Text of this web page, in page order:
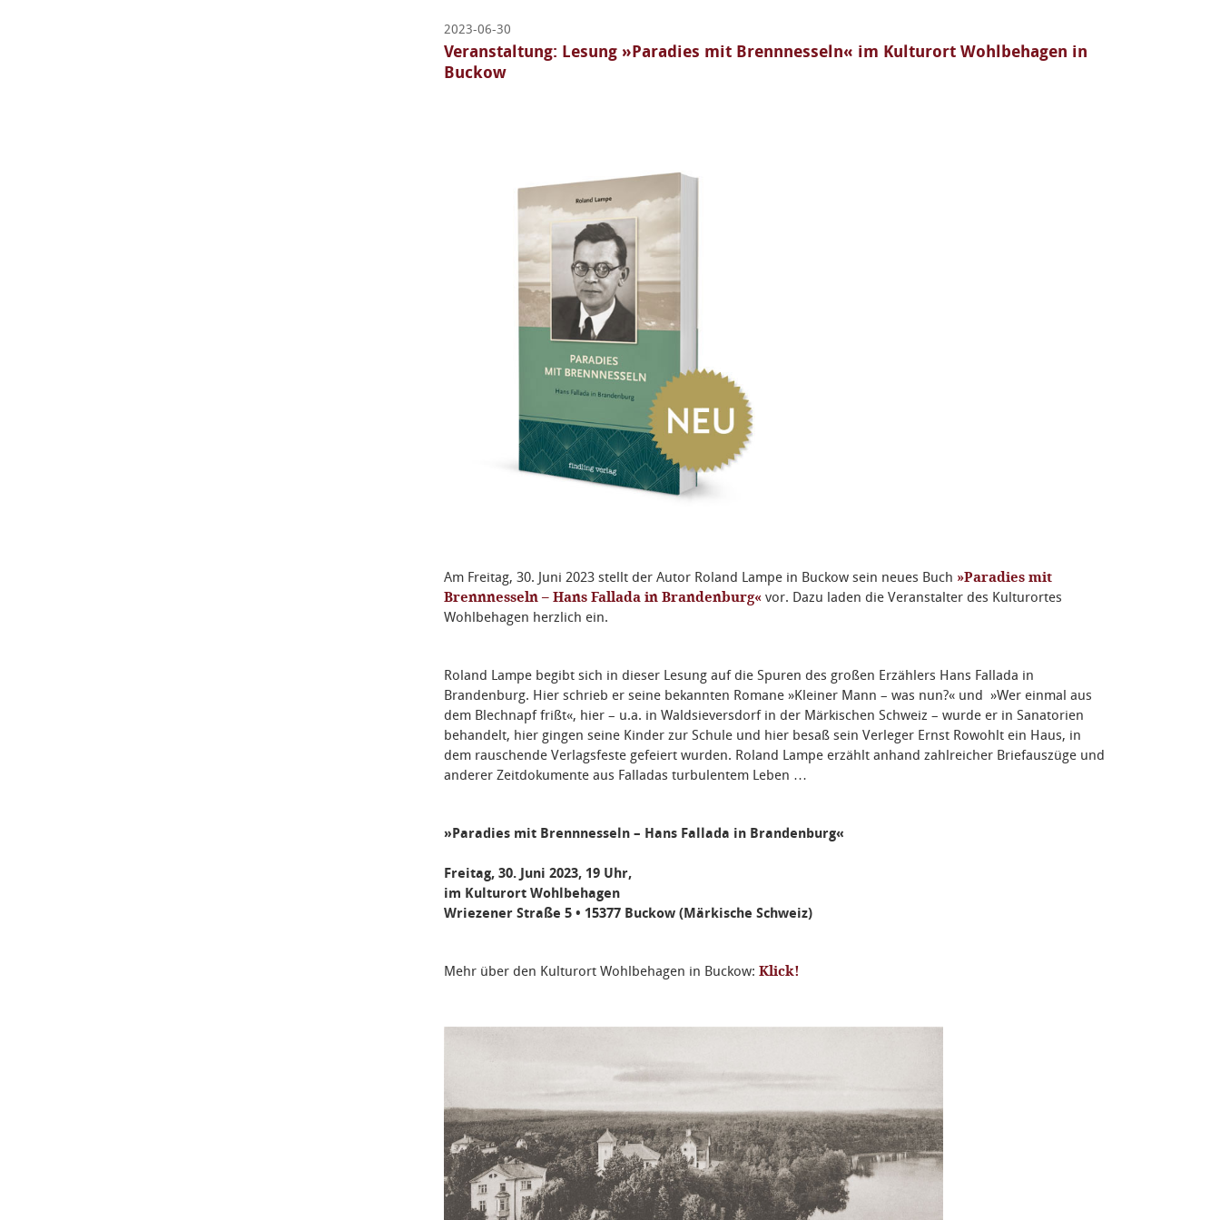
2023-06-30
Veranstaltung: Lesung »Paradies mit Brennnesseln« im Kulturort Wohlbehagen in
Buckow
Am Freitag, 30. Juni 2023 stellt der Autor Roland Lampe in Buckow sein neues Buch »Paradies mit
Brennnesseln – Hans Fallada in Brandenburg« vor. Dazu laden die Veranstalter des Kulturortes
Wohlbehagen herzlich ein.
Roland Lampe begibt sich in dieser Lesung auf die Spuren des großen Erzählers Hans Fallada in
Brandenburg. Hier schrieb er seine bekannten Romane »Kleiner Mann – was nun?« und »Wer einmal aus
dem Blechnapf frißt«, hier – u.a. in Waldsieversdorf in der Märkischen Schweiz – wurde er in Sanatorien
behandelt, hier gingen seine Kinder zur Schule und hier besaß sein Verleger Ernst Rowohlt ein Haus, in
dem rauschende Verlagsfeste gefeiert wurden. Roland Lampe erzählt anhand zahlreicher Briefauszüge und
anderer Zeitdokumente aus Falladas turbulentem Leben …
»Paradies mit Brennnesseln – Hans Fallada in Brandenburg«
Freitag, 30. Juni 2023, 19 Uhr,
im Kulturort Wohlbehagen
Wriezener Straße 5 • 15377 Buckow (Märkische Schweiz)
Mehr über den Kulturort Wohlbehagen in Buckow: Klick!